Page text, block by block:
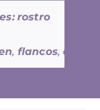
rostro
, flancos,